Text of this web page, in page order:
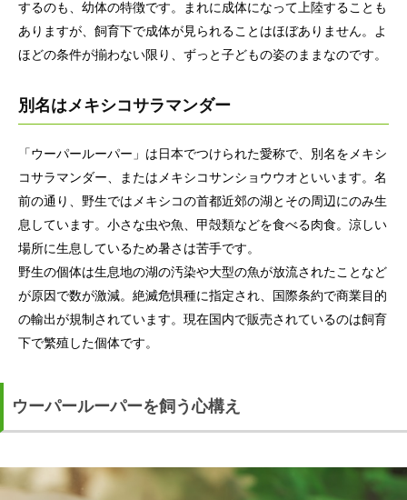
するのも、幼体の特徴です。まれに成体になって上陸することも
ありますが、飼育下で成体が見られることはほぼありません。よ
ほどの条件が揃わない限り、ずっと子どもの姿のままなのです。
別名はメキシコサラマンダー
「ウーパールーパー」は日本でつけられた愛称で、別名をメキシ
コサラマンダー、またはメキシコサンショウウオといいます。名
前の通り、野生ではメキシコの首都近郊の湖とその周辺にのみ生
息しています。小さな虫や魚、甲殻類などを食べる肉食。涼しい
場所に生息しているため暑さは苦手です。
野生の個体は生息地の湖の汚染や大型の魚が放流されたことなど
が原因で数が激減。絶滅危惧種に指定され、国際条約で商業目的
の輸出が規制されています。現在国内で販売されているのは飼育
下で繁殖した個体です。
ウーパールーパーを飼う心構え